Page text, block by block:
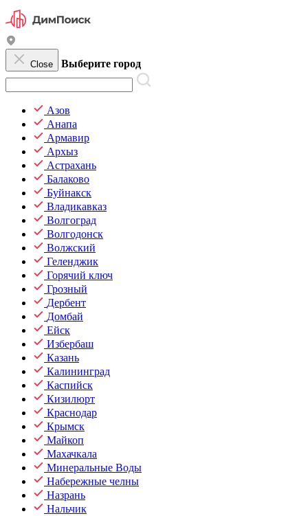
Close Выберите город
Азов
Анапа
Армавир
Архыз
Астрахань
Балаково
Буйнакск
Владикавказ
Волгоград
Волгодонск
Волжский
Геленджик
Горячий ключ
Грозный
Дербент
Домбай
Ейск
Избербаш
Казань
Калининград
Каспийск
Кизилюрт
Краснодар
Крымск
Майкоп
Махачкала
Минеральные Воды
Набережные челны
Назрань
Нальчик